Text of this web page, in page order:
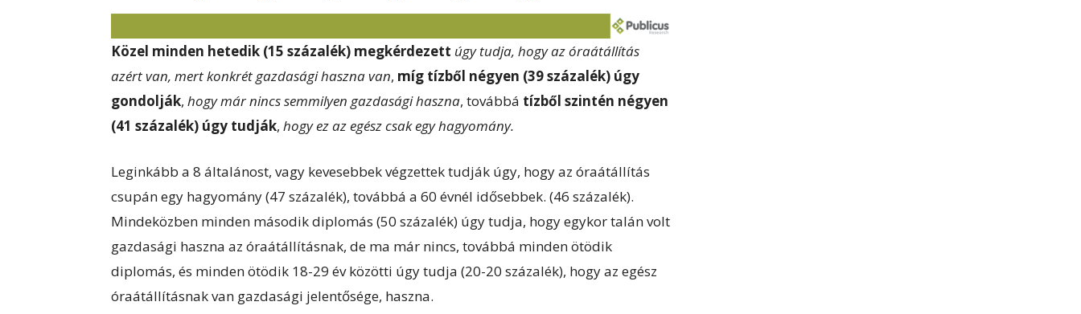
Közel minden hetedik (15 százalék) megkérdezett úgy tudja, hogy az óraátállítás
azért van, mert konkrét gazdasági haszna van, míg tízből négyen (39 százalék) úgy
gondolják, hogy már nincs semmilyen gazdasági haszna, továbbá tízből szintén négyen
(41 százalék) úgy tudják, hogy ez az egész csak egy hagyomány.
Leginkább a 8 általánost, vagy kevesebbek végzettek tudják úgy, hogy az óraátállítás
csupán egy hagyomány (47 százalék), továbbá a 60 évnél idősebbek. (46 százalék).
Mindeközben minden második diplomás (50 százalék) úgy tudja, hogy egykor talán volt
gazdasági haszna az óraátállításnak, de ma már nincs, továbbá minden ötödik
diplomás, és minden ötödik 18-29 év közötti úgy tudja (20-20 százalék), hogy az egész
óraátállításnak van gazdasági jelentősége, haszna.